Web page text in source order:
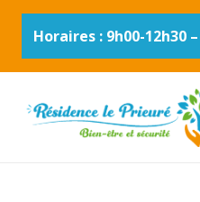
Horaires : 9h00-12h30